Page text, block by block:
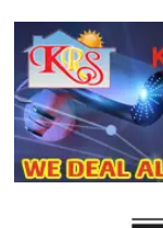
content